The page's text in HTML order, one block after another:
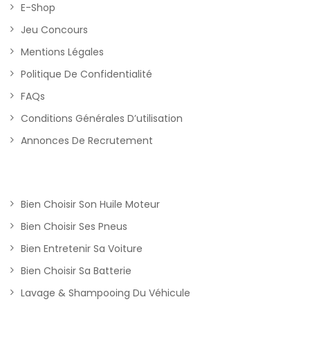
E-Shop
Jeu Concours
Mentions Légales
Politique De Confidentialité
FAQs
Conditions Générales D’utilisation
Annonces De Recrutement
Bien Choisir Son Huile Moteur
Bien Choisir Ses Pneus
Bien Entretenir Sa Voiture
Bien Choisir Sa Batterie
Lavage & Shampooing Du Véhicule